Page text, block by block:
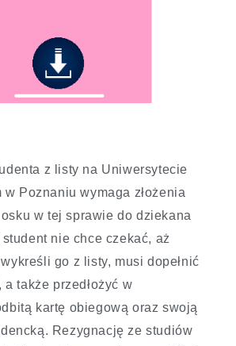
z listy na Uniwersytecie
w Poznaniu wymaga złożenia
w tej sprawie do dziekana
nie chce czekać, aż
go z listy, musi dopełnić
także przedłożyć w
kartę obiegową oraz swoją
Rezygnację ze studiów